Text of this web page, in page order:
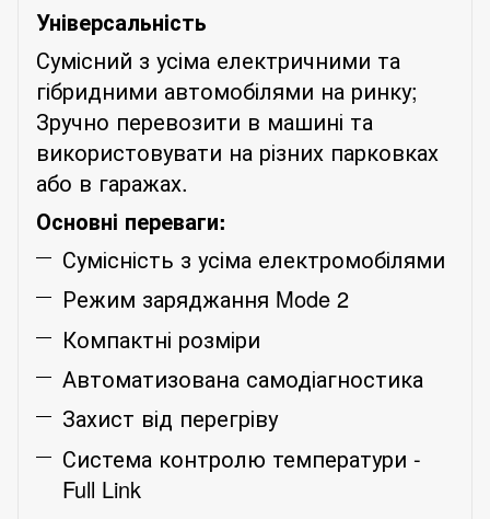
Універсальність
Сумісний з усіма електричними та
гібридними автомобілями на ринку;
Зручно перевозити в машині та
використовувати на різних парковках
або в гаражах.
Основні переваги:
Сумісність з усіма електромобілями
Режим заряджання Mode 2
Компактні розміри
Автоматизована самодіагностика
Захист від перегріву
Система контролю температури -
Full Link